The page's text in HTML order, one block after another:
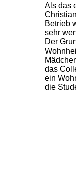
Als das
Betrieb
sehr
Der
das
ein
die